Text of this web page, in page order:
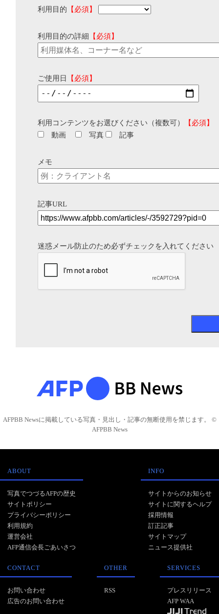
利用目的 【必須】
利用目的の詳細 【必須】
ご使用日 【必須】
利用コンテンツをお選びください（複数可）
【必須】
動画
写真 記事
メモ
記事URL
迷惑メール防止のため必ずチェックを入れてください
AFPBB Newsに掲載している写真・見出し・記事の無断使用を禁じます。 ©
AFPBB News
ABOUT
写真でつづるAFPの歴史
サイトポリシー
プライバシーポリシー
利用規約
運営会社
AFP通信会長ごあいさつ
INFO
サイトからのお知らせ
サイトに関するヘルプ
採用情報
訂正記事
サイトマップ
ニュース提供社
CONTACT
お問い合わせ
広告のお問い合わせ
OTHER
RSS
SERVICES
プレスリリース
AFP WAA